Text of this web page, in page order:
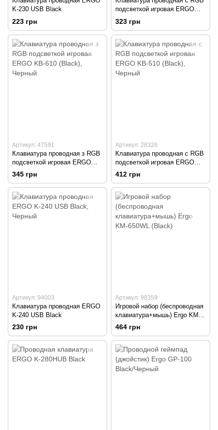
K-230 USB Black
223 грн
подсветкой игровая ERGO
KB-620 (Black)
323 грн
Артикул: 47591
Клавиатура проводная з RGB
подсветкой игровая ERGO
KB-610 (Black)
345 грн
Артикул: 28326
Клавиатура проводная с RGB
подсветкой игровая ERGO
KB-510 (Black)
412 грн
Артикул: 94003
Клавиатура проводная ERGO
K-240 USB Black
230 грн
Артикул: 98359
Игровой набор (беспроводная
клавиатура+мышь) Ergo KM-
650WL (Black)
464 грн